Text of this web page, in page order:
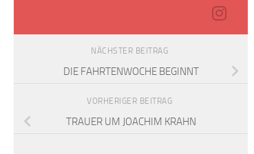
NÄCHSTER BEITRAG
DIE FAHRTENWOCHE BEGINNT
VORHERIGER BEITRAG
TRAUER UM JOACHIM KRAHN